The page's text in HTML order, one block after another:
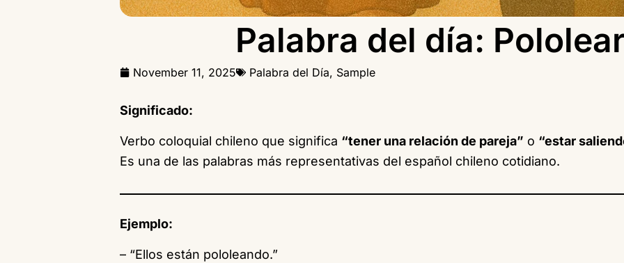
Palabra del día:
November 11, 2025 Palabra del Día, Sample
Significado:
Verbo coloquial chileno que significa “tener una relación de pareja” o “estar
Es una de las palabras más representativas del español chileno cotidiano.
Ejemplo:
– “Ellos están pololeando.”